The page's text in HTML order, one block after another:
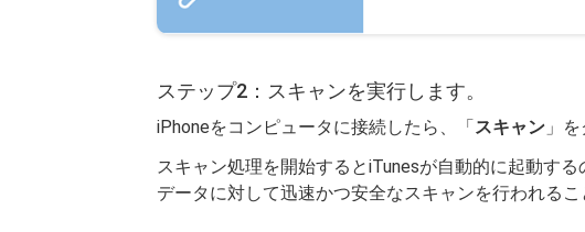
ステップ2：スキャンを実行します。
iPhoneをコンピュータに接続したら、「スキャン 」
スキャン処理を開始するとiTunesが自動的に起動す
データに対して迅速かつ安全なスキャンを行われるこ